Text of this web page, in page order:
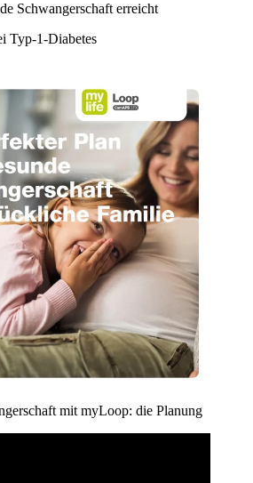
Schwangerschaft erreicht
Typ-1-Diabetes
mit myLoop: die Planung